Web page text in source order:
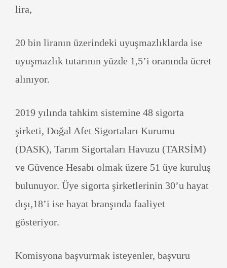
lira,
20 bin liranın üzerindeki uyuşmazlıklarda ise
uyuşmazlık tutarının yüzde 1,5’i oranında ücret
alınıyor.
2019 yılında tahkim sistemine 48 sigorta
şirketi, Doğal Afet Sigortaları Kurumu
(DASK), Tarım Sigortaları Havuzu (TARSİM)
ve Güvence Hesabı olmak üzere 51 üye kuruluş
bulunuyor. Üye sigorta şirketlerinin 30’u hayat
dışı,18’i ise hayat branşında faaliyet
gösteriyor.
Komisyona başvurmak isteyenler, başvuru